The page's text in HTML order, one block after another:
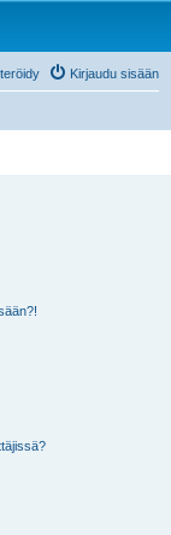
Kirjaudu sisään